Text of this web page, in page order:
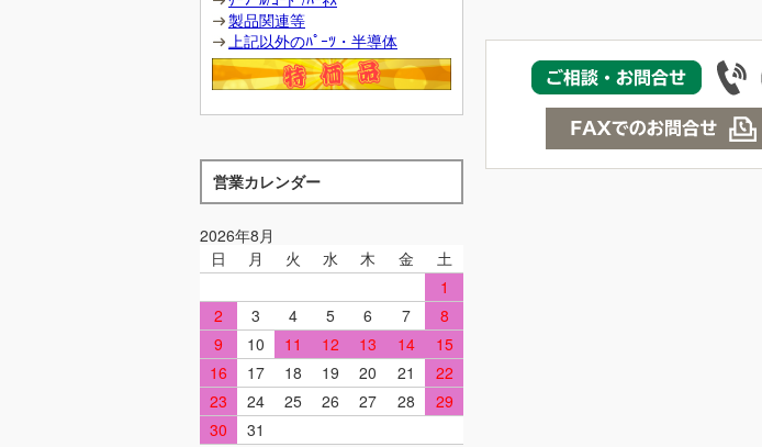
製品関連等
上記以外のﾊﾟｰﾂ・半導体
営業カレンダー
2026年8月
日
月 火 水 木 金
土
1
2
3 4 5 6 7
8
9
10 11 12 13 14
15
16
17 18 19 20 21
22
23
24 25 26 27 28
29
30
31